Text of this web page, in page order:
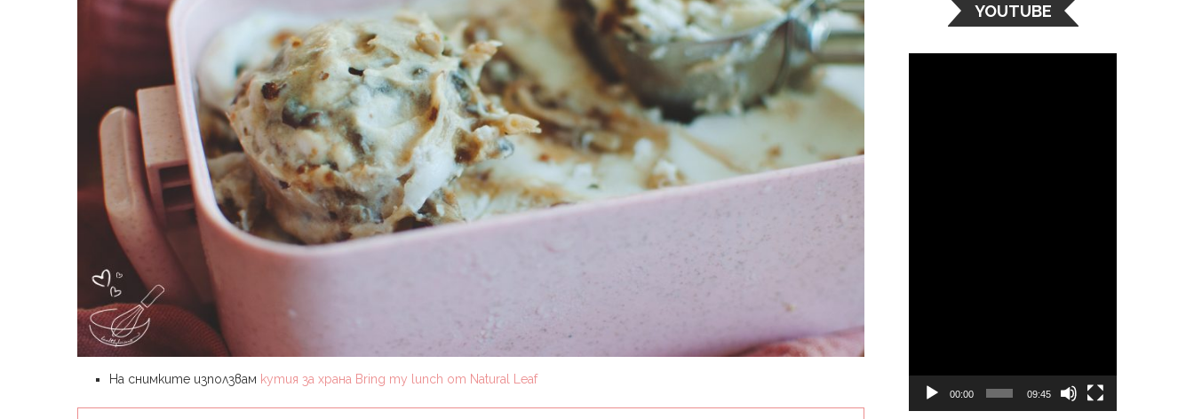
На снимките използвам кутия за храна Bring my lunch от Natural Leaf
YOUTUBE
00:00 09:45